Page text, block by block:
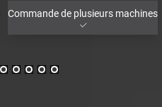
Commande de plusieurs machines